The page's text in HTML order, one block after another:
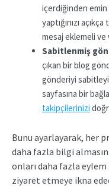
içerdiğinden
yaptığınızı
mesaj eklemeli
Sabitlenmiş
çıkan bir blog
gönderiyi
sayfasına bir
takipçilerinizi
Bunu ayarlayarak, her
daha fazla bilgi
onları daha fazla
ziyaret etmeye ikna